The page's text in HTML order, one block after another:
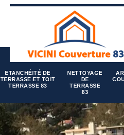
ETANCHÉITÉ DE
TERRASSE ET TOIT
TERRASSE 83
NETTOYAGE
DE
TERRASSE
83